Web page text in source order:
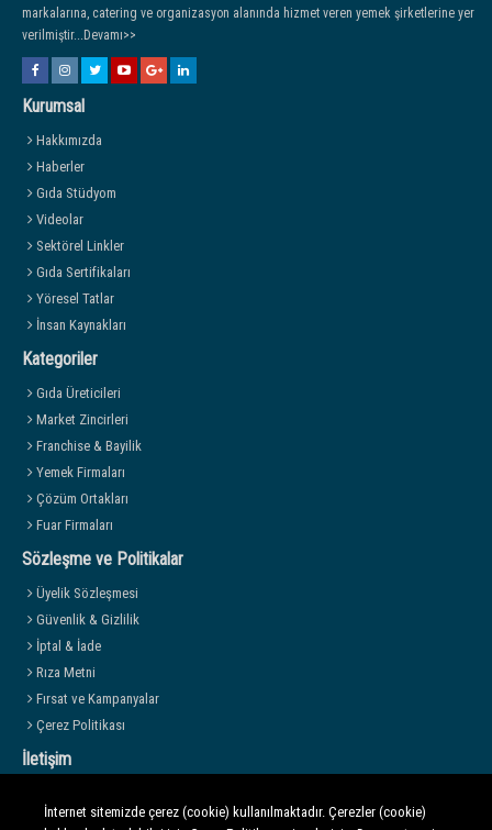
markalarına, catering ve organizasyon alanında hizmet veren yemek şirketlerine yer
verilmiştir...Devamı>>
Kurumsal
Hakkımızda
Haberler
Gıda Stüdyom
Videolar
Sektörel Linkler
Gıda Sertifikaları
Yöresel Tatlar
İnsan Kaynakları
Kategoriler
Gıda Üreticileri
Market Zincirleri
Franchise & Bayilik
Yemek Firmaları
Çözüm Ortakları
Fuar Firmaları
Sözleşme ve Politikalar
Üyelik Sözleşmesi
Güvenlik & Gizlilik
İptal & İade
Rıza Metni
Fırsat ve Kampanyalar
Çerez Politikası
İletişim
Çankaya/ANKARA
İnternet sitemizde çerez (cookie) kullanılmaktadır. Çerezler (cookie)